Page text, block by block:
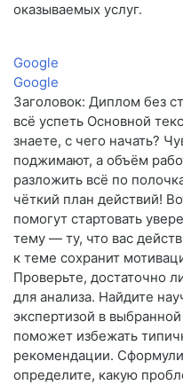
оказываемых услуг.
Google
Google
Заголовок: Диплом без
всё успеть Основной
знаете, с чего начать?
поджимают, а объём
разложить всё по
чёткий план действий!
помогут стартовать
тему — ту, что вас
к теме сохранит
Проверьте, достаточно
для анализа. Найдите
экспертизой в
поможет избежать
рекомендации.
определите, какую